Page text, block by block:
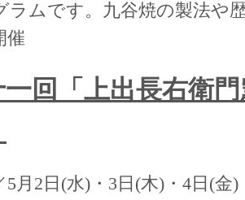
ラムです。九谷焼の製法や
催
回「上出⻑右衛
5月2日(水)・3日(木)・4日(金)